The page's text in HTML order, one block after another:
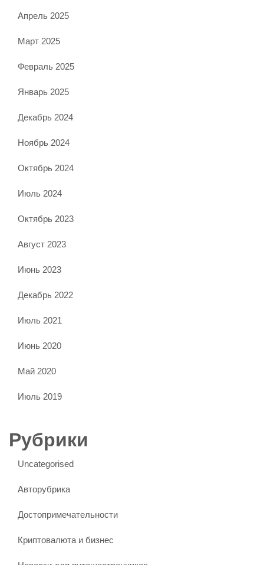
Апрель 2025
Март 2025
Февраль 2025
Январь 2025
Декабрь 2024
Ноябрь 2024
Октябрь 2024
Июль 2024
Октябрь 2023
Август 2023
Июнь 2023
Декабрь 2022
Июль 2021
Июнь 2020
Май 2020
Июль 2019
Рубрики
Uncategorised
Авторубрика
Достопримечательности
Криптовалюта и бизнес